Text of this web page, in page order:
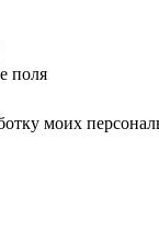
поля
моих